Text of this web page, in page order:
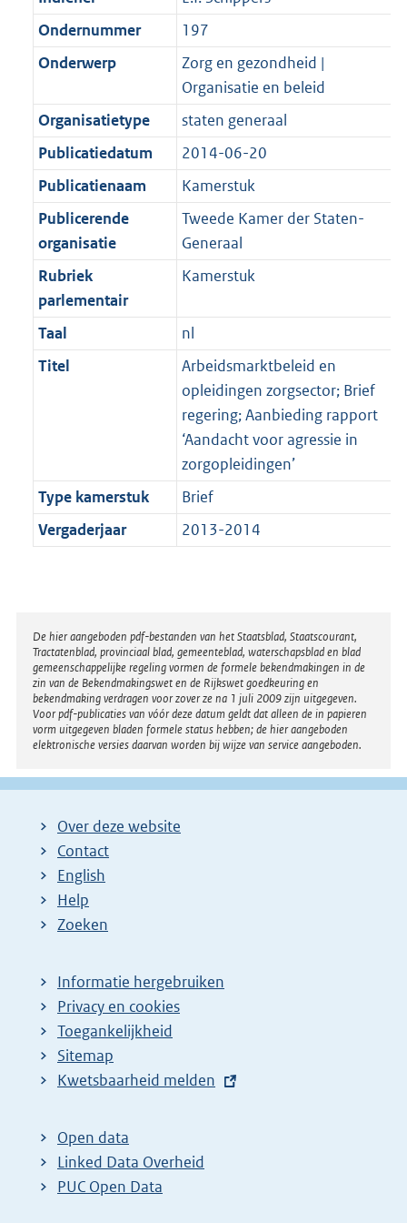
Ondernummer
197
Onderwerp
Zorg en gezondheid |
Organisatie en beleid
Organisatietype
staten generaal
Publicatiedatum
2014-06-20
Publicatienaam
Kamerstuk
Publicerende
organisatie
Tweede Kamer der Staten-
Generaal
Rubriek
parlementair
Kamerstuk
Taal
nl
Titel
Arbeidsmarktbeleid en
opleidingen zorgsector; Brief
regering; Aanbieding rapport
‘Aandacht voor agressie in
zorgopleidingen’
Type kamerstuk
Brief
Vergaderjaar
2013-2014
Disclaimer
De hier aangeboden pdf-bestanden van het Staatsblad, Staatscourant,
Tractatenblad, provinciaal blad, gemeenteblad, waterschapsblad en blad
gemeenschappelijke regeling vormen de formele bekendmakingen in de
zin van de Bekendmakingswet en de Rijkswet goedkeuring en
bekendmaking verdragen voor zover ze na 1 juli 2009 zijn uitgegeven.
Voor pdf-publicaties van vóór deze datum geldt dat alleen de in papieren
vorm uitgegeven bladen formele status hebben; de hier aangeboden
elektronische versies daarvan worden bij wijze van service aangeboden.
Over deze website
Contact
English
Help
Zoeken
Informatie hergebruiken
Privacy en cookies
Toegankelijkheid
Sitemap
E
t
e
r
Kwetsbaarheid melden
Open data
Linked Data Overheid
PUC Open Data